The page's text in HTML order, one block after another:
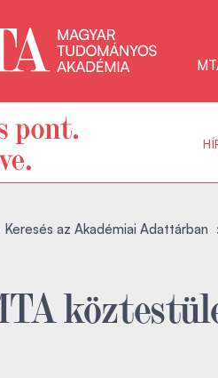
Keresés az Akadémiai Adattárban